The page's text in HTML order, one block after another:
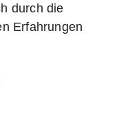
durch die
Erfahrungen